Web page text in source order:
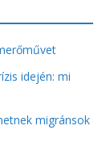
idején: mi
migránsok